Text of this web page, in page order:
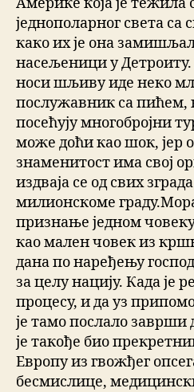
једнополарног света
како их је она
насељеници у Детроиту.
носи шљиву иде неко
послужавник са пићем,
посећују многобројни
може доћи као шок, јер
знаменитост има свој
издваја се од свих
милионскоме
признање једном
као мален човек из
дана по наређењу
за целу нацију. Када је
процесу, и да уз
је тамо послало заврши
је такође био
Европу из гвожђег
бесмислице,